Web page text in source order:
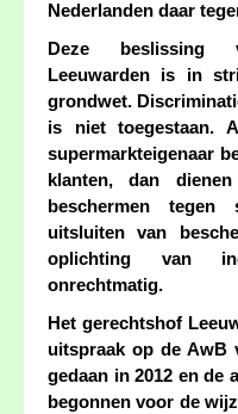
Nederlanden daar
Deze beslissing
Leeuwarden is in
grondwet.
is niet toegestaan.
supermarkteigenaar
klanten, dan
beschermen tegen
uitsluiten van
oplichting van
onrechtmatig.
Het gerechtshof
uitspraak op de AwB
gedaan in 2012 en de
begonnen voor de